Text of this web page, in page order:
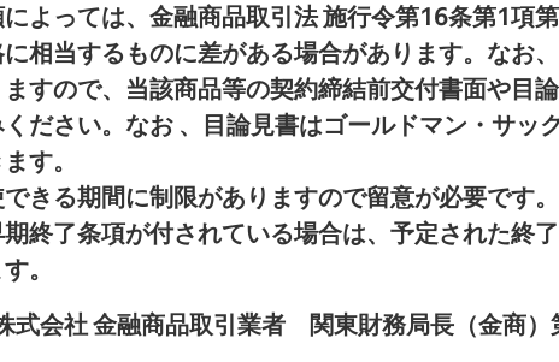
よっては、金融商品取引法 施行令第16条第1項
相当するものに差がある場合があります。なお
すので、当該商品等の契約締結前交付書面や目
ださい。なお 、目論見書はゴールドマン・サッ
す。
きる期間に制限がありますので留意が必要です。
終了条項が付されている場合は、予定された終了
。
式会社 金融商品取引業者 関東財務局長（金商）